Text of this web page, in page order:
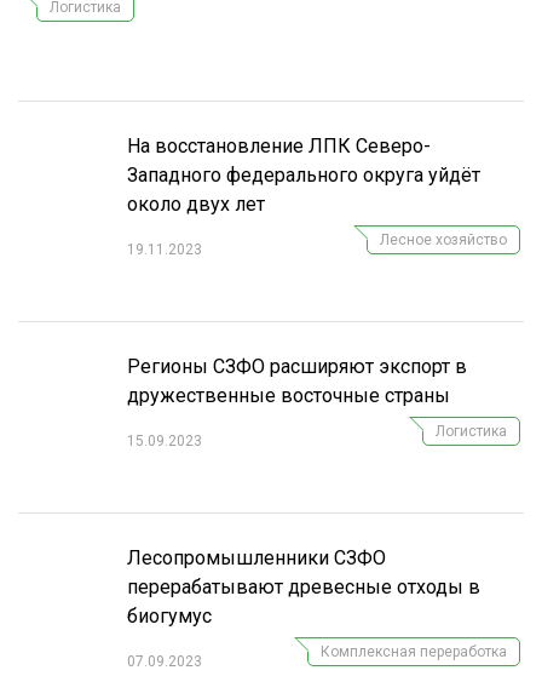
СУШКА ДРЕВЕСИНЫ
Логистика
На восстановление ЛПК Северо-
Западного федерального округа уйдёт
около двух лет
19.11.2023
Лесное хозяйство
Регионы СЗФО расширяют экспорт в
дружественные восточные страны
15.09.2023
Логистика
Лесопромышленники СЗФО
перерабатывают древесные отходы в
биогумус
07.09.2023
Комплексная переработка